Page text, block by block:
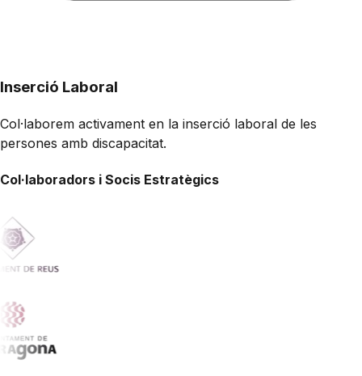
Inserció Laboral
Col·laborem activament en la inserció laboral de les
persones amb discapacitat.
Col·laboradors i Socis Estratègics